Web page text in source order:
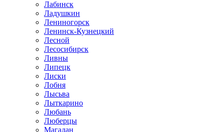
Лабинск
Ладушкин
Лениногорск
Ленинск-Кузнецкий
Лесной
Лесосибирск
Ливны
Липецк
Лиски
Лобня
Лысьва
Лыткарино
Любань
Люберцы
Магадан